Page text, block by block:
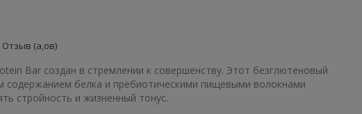
Отзыв (а,ов)
Bar создан в стремлении к совершенству. Этот безглютеновый
содержанием белка и пребиотическими пищевыми волокнами
стройность и жизненный тонус.